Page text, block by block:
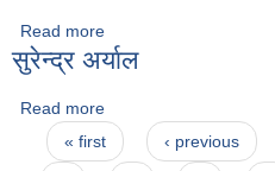
Read more
सुरेन्द्र अर्याल
Read more
Pages
« first ‹ previous